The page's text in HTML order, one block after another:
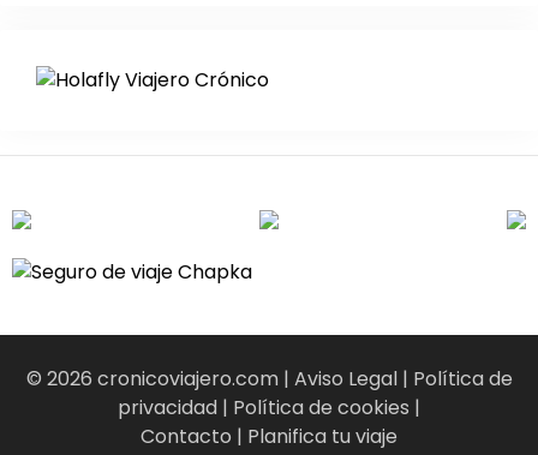
© 2026 cronicoviajero.com | Aviso Legal| Política de
privacidad | Política de cookies |
Contacto | Planifica tu viaje